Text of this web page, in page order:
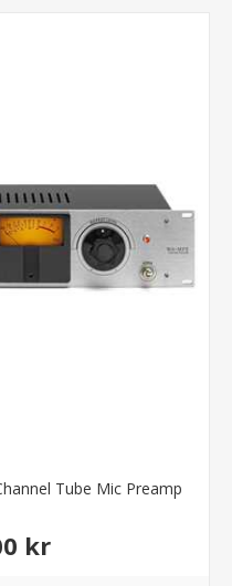
Tube Mic Preamp
kr